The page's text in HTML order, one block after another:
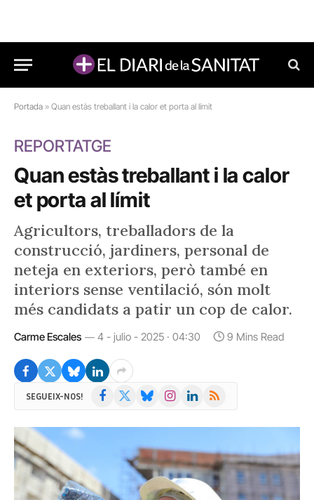
Portada » Quan estàs treballant i la calor et porta al límit
REPORTATGE
Quan estàs treballant i la calor
et porta al límit
Agricultors, treballadors de la
construcció, jardiners, personal de
neteja en exteriors, però també en
interiors sense ventilació, són molt
més candidats a patir un cop de calor.
Carme Escales 4 - julio - 2025 · 04:30 9 Mins Read
SEGUEIX-NOS! Facebook BlueskyInstagramLinkedIn
RSS